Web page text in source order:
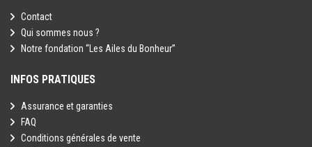
Contact
Qui sommes nous ?
Notre fondation “Les Ailes du Bonheur”
INFOS PRATIQUES
Assurance et garanties
FAQ
Conditions générales de vente